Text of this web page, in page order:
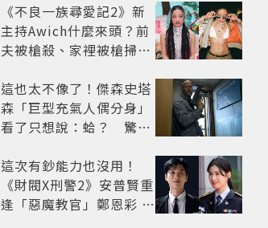
《不良一族尋愛記2》新
主持Awich什麼來頭？前
夫被槍殺、家裡被槍掃射
馬！
這也太不像了！傑森史塔
森「巨型充氣人偶分身」
看了只想說：蛤？ 驚喜
這次有鈔能力也沒用！
《財閥X刑警2》安普賢重
逢「惡魔教官」鄭恩彩 首